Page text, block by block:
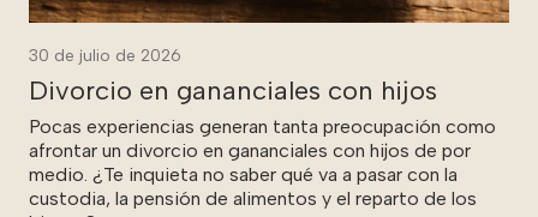
30 de julio de 2026
Divorcio en gananciales con hijos
Pocas experiencias generan tanta preocupación como
afrontar un divorcio en gananciales con hijos de por
medio. ¿Te inquieta no saber qué va a pasar con la
custodia, la pensión de alimentos y el reparto de los